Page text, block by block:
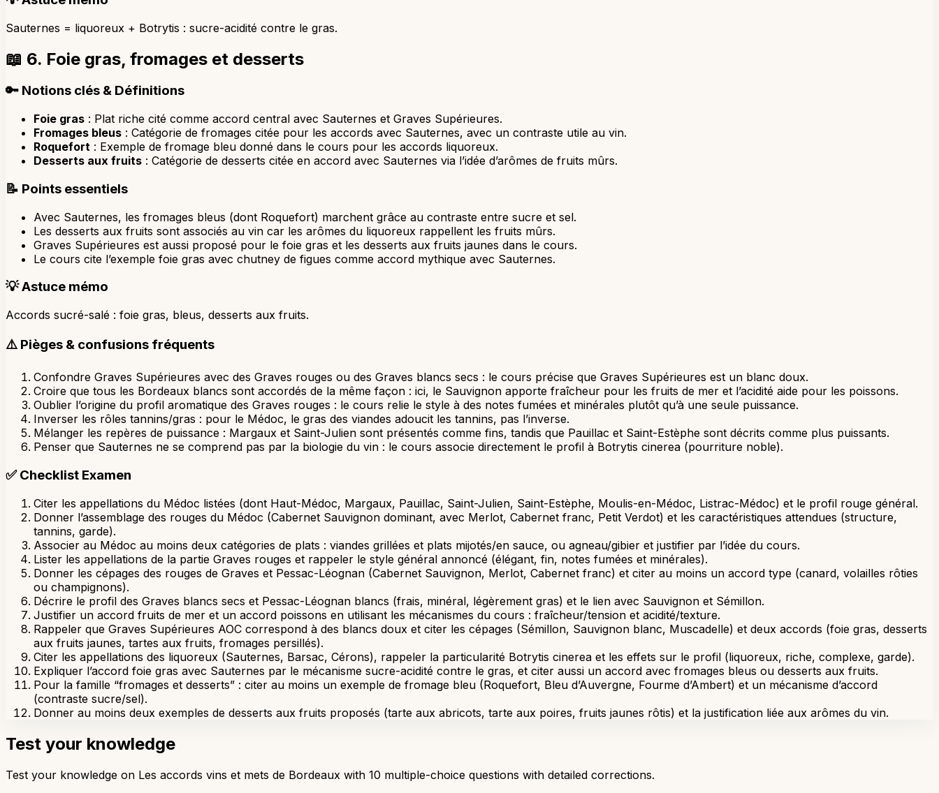
Sauternes = liquoreux + Botrytis : sucre-acidité contre le gras.
📖 6. Foie gras, fromages et desserts
🔑 Notions clés & Définitions
Foie gras : Plat riche cité comme accord central avec Sauternes et Graves Supérieures.
Fromages bleus : Catégorie de fromages citée pour les accords avec Sauternes, avec un contraste utile au vin.
Roquefort : Exemple de fromage bleu donné dans le cours pour les accords liquoreux.
Desserts aux fruits : Catégorie de desserts citée en accord avec Sauternes via l’idée d’arômes de fruits mûrs.
📝 Points essentiels
Avec Sauternes, les fromages bleus (dont Roquefort) marchent grâce au contraste entre sucre et sel.
Les desserts aux fruits sont associés au vin car les arômes du liquoreux rappellent les fruits mûrs.
Graves Supérieures est aussi proposé pour le foie gras et les desserts aux fruits jaunes dans le cours.
Le cours cite l’exemple foie gras avec chutney de figues comme accord mythique avec Sauternes.
💡Astuce mémo
Accords sucré-salé : foie gras, bleus, desserts aux fruits.
⚠️ Pièges & confusions fréquents
Confondre Graves Supérieures avec des Graves rouges ou des Graves blancs secs : le cours précise que Graves Supérieures est un blanc doux.
Croire que tous les Bordeaux blancs sont accordés de la même façon : ici, le Sauvignon apporte fraîcheur pour les fruits de mer et l’acidité aide pour les poissons.
Oublier l’origine du profil aromatique des Graves rouges : le cours relie le style à des notes fumées et minérales plutôt qu’à une seule puissance.
Inverser les rôles tannins/gras : pour le Médoc, le gras des viandes adoucit les tannins, pas l’inverse.
Mélanger les repères de puissance : Margaux et Saint-Julien sont présentés comme fins, tandis que Pauillac et Saint-Estèphe sont décrits comme plus puissants.
Penser que Sauternes ne se comprend pas par la biologie du vin : le cours associe directement le profil à Botrytis cinerea (pourriture noble).
✅Checklist Examen
Citer les appellations du Médoc listées (dont Haut-Médoc, Margaux, Pauillac, Saint-Julien, Saint-Estèphe, Moulis-en-Médoc, Listrac-Médoc) et le profil rouge général.
Donner l’assemblage des rouges du Médoc (Cabernet Sauvignon dominant, avec Merlot, Cabernet franc, Petit Verdot) et les caractéristiques attendues (structure,
tannins, garde).
Associer au Médoc au moins deux catégories de plats : viandes grillées et plats mijotés/en sauce, ou agneau/gibier et justifier par l’idée du cours.
Lister les appellations de la partie Graves rouges et rappeler le style général annoncé (élégant, fin, notes fumées et minérales).
Donner les cépages des rouges de Graves et Pessac-Léognan (Cabernet Sauvignon, Merlot, Cabernet franc) et citer au moins un accord type (canard, volailles rôties
ou champignons).
Décrire le profil des Graves blancs secs et Pessac-Léognan blancs (frais, minéral, légèrement gras) et le lien avec Sauvignon et Sémillon.
Justifier un accord fruits de mer et un accord poissons en utilisant les mécanismes du cours : fraîcheur/tension et acidité/texture.
Rappeler que Graves Supérieures AOC correspond à des blancs doux et citer les cépages (Sémillon, Sauvignon blanc, Muscadelle) et deux accords (foie gras, desserts
aux fruits jaunes, tartes aux fruits, fromages persillés).
Citer les appellations des liquoreux (Sauternes, Barsac, Cérons), rappeler la particularité Botrytis cinerea et les effets sur le profil (liquoreux, riche, complexe, garde).
Expliquer l’accord foie gras avec Sauternes par le mécanisme sucre-acidité contre le gras, et citer aussi un accord avec fromages bleus ou desserts aux fruits.
Pour la famille “fromages et desserts” : citer au moins un exemple de fromage bleu (Roquefort, Bleu d’Auvergne, Fourme d’Ambert) et un mécanisme d’accord
(contraste sucre/sel).
Donner au moins deux exemples de desserts aux fruits proposés (tarte aux abricots, tarte aux poires, fruits jaunes rôtis) et la justification liée aux arômes du vin.
Test your knowledge
Test your knowledge on Les accords vins et mets de Bordeaux with 10 multiple-choice questions with detailed corrections.